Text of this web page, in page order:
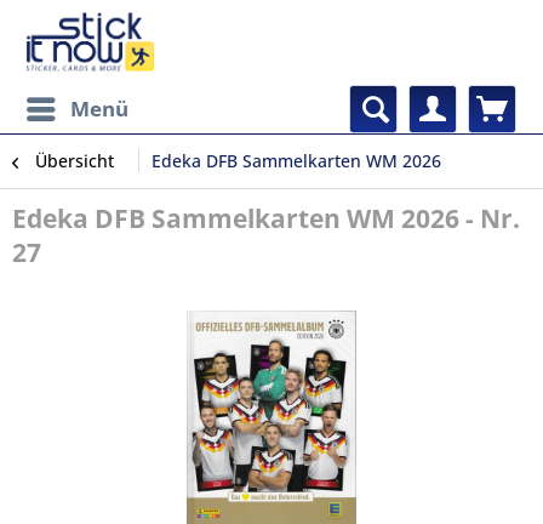
Menü
Übersicht Edeka DFB Sammelkarten WM 2026
Edeka DFB Sammelkarten WM 2026 - Nr.
27